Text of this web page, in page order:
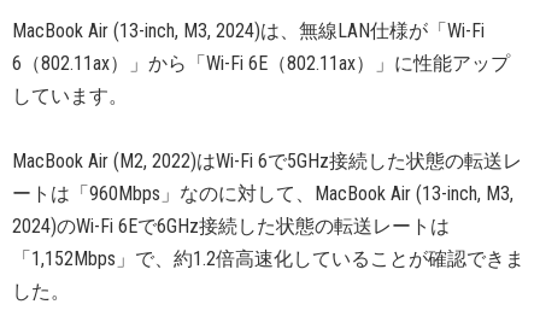
MacBook Air (13-inch, M3, 2024)は、無線LAN仕様が「Wi-Fi
6（802.11ax）」から「Wi-Fi 6E（802.11ax）」に性能アップ
しています。
MacBook Air (M2, 2022)はWi-Fi 6で5GHz接続した状態の転送レ
ートは「960Mbps」なのに対して、MacBook Air (13-inch, M3,
2024)のWi-Fi 6Eで6GHz接続した状態の転送レートは
「1,152Mbps」で、約1.2倍高速化していることが確認できま
した。